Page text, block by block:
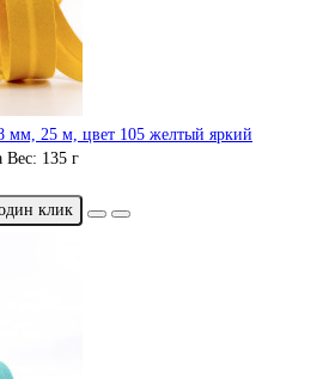
мм, 25 м, цвет 105 желтый яркий
Вес: 135 г
клик